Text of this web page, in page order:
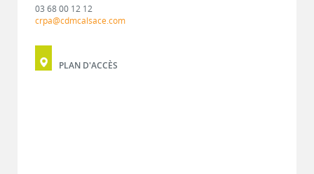
03 68 00 12 12
crpa@cdmcalsace.com
PLAN D'ACCÈS